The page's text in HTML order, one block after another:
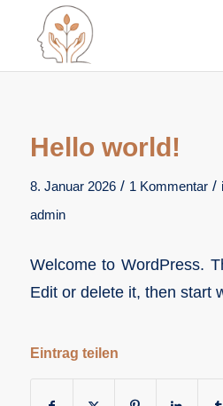
Hello world!
8. Januar 2026 / 1 Kommentar /
admin
Welcome to WordPress.
Edit or delete it, then start
Eintrag teilen